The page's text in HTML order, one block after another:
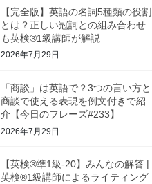
【完全版】英語の名詞5種類の役割
とは？正しい冠詞との組み合わせ
も英検®1級講師が解説
2026年7月29日
「商談」は英語で？3つの言い方と
商談で使える表現を例文付きで紹
介【今日のフレーズ#233】
2026年7月29日
【英検®準1級-20】みんなの解答 |
英検®1級講師によるライティング